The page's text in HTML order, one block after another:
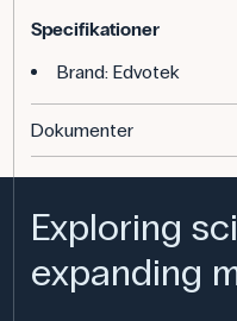
Specifikationer
Brand: Edvotek
Dokumenter
Exploring
expanding